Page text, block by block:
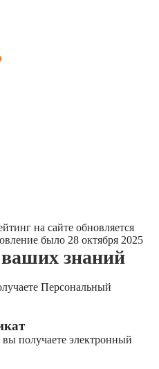
на сайте обновляется
было 28 октября 2025
ваших знаний
Персональный
получаете электронный